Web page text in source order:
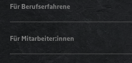
Für Berufserfahrene
Für Mitarbeiter:innen